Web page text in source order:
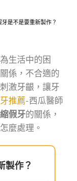
是不是要重新製作？
生活中的困
係，不合適的
激牙齦，讓牙
推薦-西瓜醫師
假牙的關係，
麼處理。
製作？